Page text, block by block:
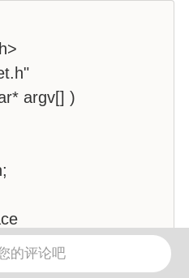
argv[] )
);
的评论吧